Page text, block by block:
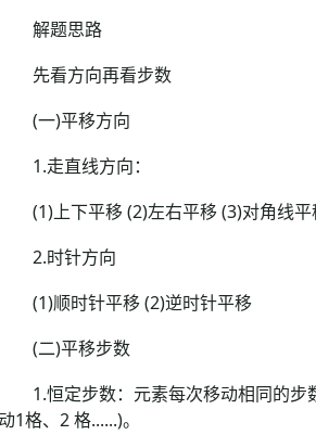
题思路
看方向再看步数
一)平移方向
走直线方向：
上下平移 (2)左右平移 (3)对角线平
时针方向
顺时针平移 (2)逆时针平移
二)平移步数
恒定步数：元素每次移动相同的步
1格、2 格......)。